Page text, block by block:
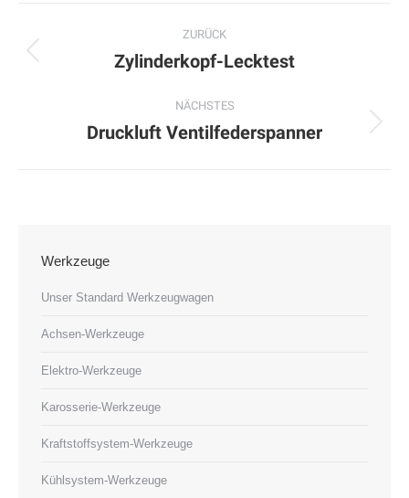
navigation
ZURÜCK
Previous
Zylinderkopf-Lecktest
NÄCHSTES
Next
Druckluft Ventilfederspanner
Werkzeuge
Unser Standard Werkzeugwagen
Achsen-Werkzeuge
Elektro-Werkzeuge
Karosserie-Werkzeuge
Kraftstoffsystem-Werkzeuge
Kühlsystem-Werkzeuge